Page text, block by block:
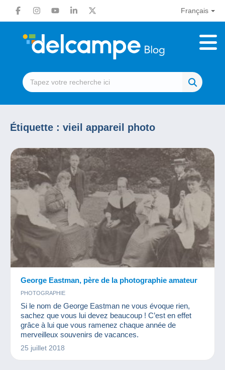
Français
Étiquette : vieil appareil photo
George Eastman, père de la photographie amateur
PHOTOGRAPHIE
Si le nom de George Eastman ne vous évoque rien,
sachez que vous lui devez beaucoup ! C’est en effet
grâce à lui que vous ramenez chaque année de
merveilleux souvenirs de vacances.
25 juillet 2018